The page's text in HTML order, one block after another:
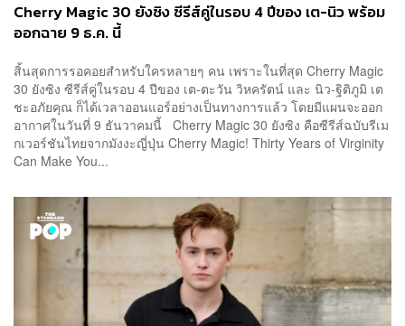
Cherry Magic 30 ยังซิง ซีรีส์คู่ในรอบ 4 ปีของ เต-นิว พร้อม
ออกฉาย 9 ธ.ค. นี้
สิ้นสุดการรอคอยสำหรับใครหลายๆ คน เพราะในที่สุด Cherry Magic
30 ยังซิง ซีรีส์คู่ในรอบ 4 ปีของ เต-ตะวัน วิหครัตน์ และ นิว-ฐิติภูมิ เต
ชะอภัยคุณ ก็ได้เวลาออนแอร์อย่างเป็นทางการแล้ว โดยมีแผนจะออก
อากาศในวันที่ 9 ธันวาคมนี้ Cherry Magic 30 ยังซิง คือซีรีส์ฉบับรีเม
กเวอร์ชันไทยจากมังงะญี่ปุ่น Cherry Magic! Thirty Years of Virginity
Can Make You...